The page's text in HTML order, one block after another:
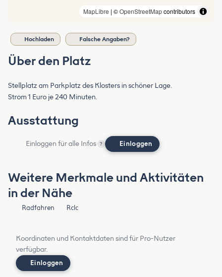
MapLibre | ©OpenStreetMapcontributors
Hochladen Falsche Angaben?
Über den Platz
Stellplatz am Parkplatz des Klosters in schöner Lage.
Strom 1 Euro je 240 Minuten.
Ausstattung
Einloggen für alle Infos ? Einloggen
Weitere Merkmale und Aktivitäten
in der Nähe
Radfahren Rclc
Koordinaten und Kontaktdaten sind für Pro-Nutzer
verfügbar.
Einloggen